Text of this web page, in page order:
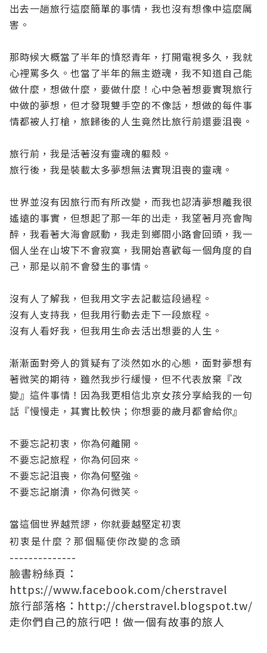
出去一趟旅行這麼簡單的事情，我也沒有想像中這麼厲
害。
那時候大概當了半年的憤怒青年，打開電視多久，我就
心裡罵多久。也當了半年的無主遊魂，我不知道自己能
做什麼，想做什麼，要做什麼！心中急著想要實現旅行
中做的夢想，但才發現雙手空的不像話，想做的每件事
情都被人打槍，旅歸後的人生竟然比旅行前還要沮喪。
旅行前，我是活著沒有靈魂的軀殼。
旅行後，我是裝載太多夢想無法實現沮喪的靈魂。
世界並沒有因旅行而有所改變，而我也認清夢想離我很
遙遠的事實，但想起了那一年的出走，我望著月亮會陶
醉，我看著大海會感動，我走到鄉間小路會回頭，我一
個人坐在山坡下不會寂寞，我開始喜歡每一個角度的自
己，那是以前不會發生的事情。
沒有人了解我，但我用文字去記載這段過程。
沒有人支持我，但我用行動去走下一段旅程。
沒有人看好我，但我用生命去活出想要的人生。
漸漸面對旁人的質疑有了淡然如水的心態，面對夢想有
著微笑的期待，雖然我步行緩慢，但不代表放棄『改
變』這件事情！因為我更相信北京女孩分享給我的一句
話『慢慢走，其實比較快；你想要的歲月都會給你』
不要忘記初衷，你為何離開。
不要忘記旅程，你為何回來。
不要忘記沮喪，你為何堅強。
不要忘記崩潰，你為何微笑。
當這個世界越荒謬，你就要越堅定初衷
初衷是什麼？那個驅使你改變的念頭
--------------
臉書粉絲頁：
https://www.facebook.com/cherstravel
旅行部落格： http://cherstravel.blogspot.tw/
走你們自己的旅行吧！做一個有故事的旅人